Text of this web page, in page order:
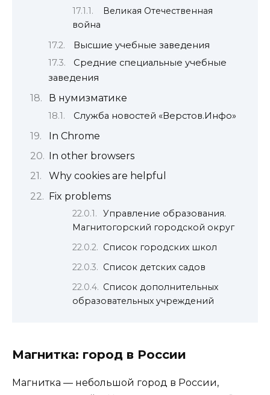
Великая Отечественная
война
Высшие учебные заведения
Средние специальные учебные
заведения
В нумизматике
Служба новостей «Верстов.Инфо»
In Chrome
In other browsers
Why cookies are helpful
Fix problems
Управление образования.
Магнитогорский городской округ
Список городских школ
Список детских садов
Список дополнительных
образовательных учреждений
Магнитка: город в России
Магнитка — небольшой город в России,